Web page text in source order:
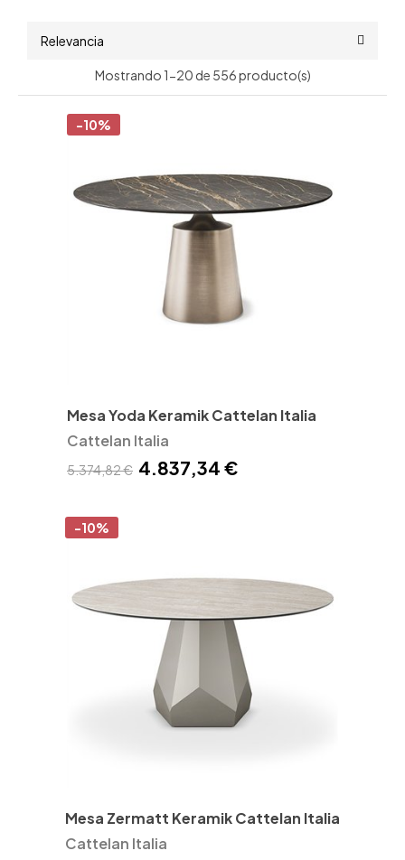
Relevancia
Mostrando 1-20 de 556 producto(s)
-10%
Mesa Yoda Keramik Cattelan Italia
Cattelan Italia
5.374,82 € 4.837,34 €
-10%
Mesa Zermatt Keramik Cattelan Italia
Cattelan Italia